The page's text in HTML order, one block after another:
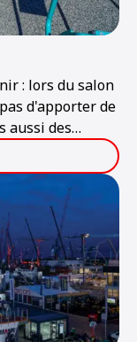
: lors du salon
d'apporter de
aussi des
une
durabilité et
les chantiers